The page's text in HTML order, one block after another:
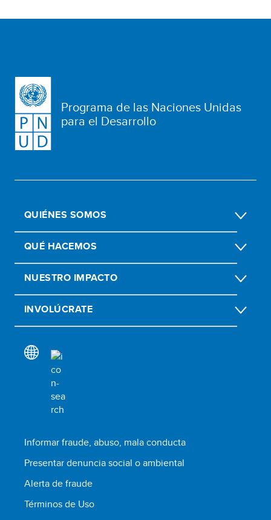
Programa de las Naciones Unidas
para el Desarrollo
QUIÉNES SOMOS
QUÉ HACEMOS
NUESTRO IMPACTO
INVOLÚCRATE
Informar fraude, abuso, mala conducta
Presentar denuncia social o ambiental
Alerta de fraude
Términos de Uso